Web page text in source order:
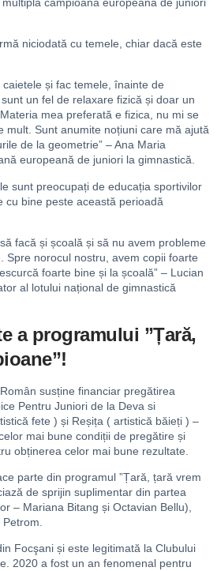
niciodată cu temele, chiar dacă este
și fac temele, înainte de
un fel de relaxare fizică și doar un
mea preferată e fizica, nu mi se
mult. Sunt anumite noțiuni care mă ajută
de la geometrie” – Ana Maria
europeană de juniori la gimnastică.
sunt preocupați de educația sportivilor
cu bine peste această perioadă
facă și școală și să nu avem probleme
Spre norocul nostru, avem copii foarte
foarte bine și la școală” – Lucian
al lotului național de gimnastică
a programului ”Țară,
susține financiar pregătirea
Pentru Juniori de la Deva si
fete ) și Reșița ( artistică băieți ) –
mai bune condiții de pregătire și
obținerea celor mai bune rezultate.
parte din programul ”Țară, țară vrem
de sprijin suplimentar din partea
– Mariana Bitang și Octavian Bellu),
Focşani și este legitimată la Clubului
2020 a fost un an fenomenal pentru